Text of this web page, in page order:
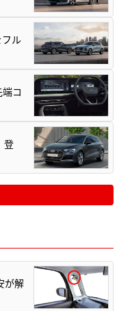
ル
コ
登
が解